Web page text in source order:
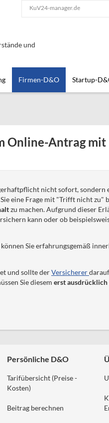
und
KuV24-manager.de
Firmen-D&O Startup-
Online-Antrag
nicht sofort, sondern
eine Frage mit "Trifft nicht zu"
zu machen. Aufgrund dieser
kann oder ob
Sie erfahrungsgemäß
und sollte derVersicherer
Sie diesem erst
Persönliche D&O
Tarifübersicht (Preise -
Kosten)
Beitrag berechnen